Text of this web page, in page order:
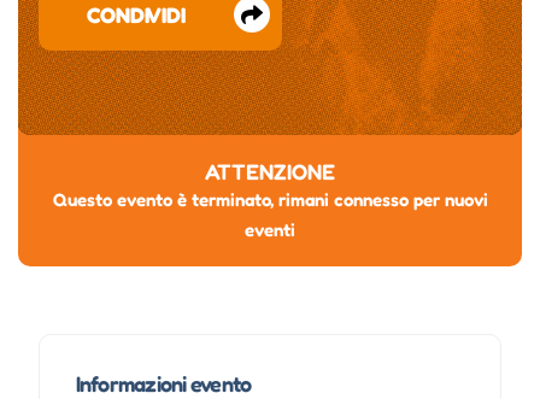
CONDIVIDI
ATTENZIONE
Questo evento è terminato, rimani connesso per nuovi
eventi
Informazioni evento